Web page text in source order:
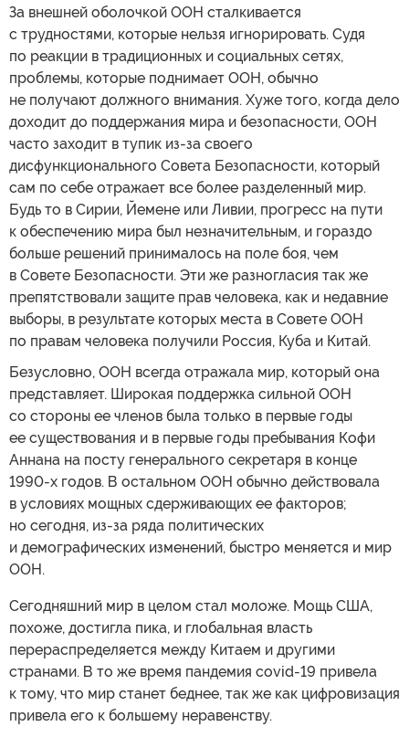
За внешней оболочкой ООН сталкивается
с трудностями, которые нельзя игнорировать. Судя
по реакции в традиционных и социальных сетях,
проблемы, которые поднимает ООН, обычно
не получают должного внимания. Хуже того, когда дело
доходит до поддержания мира и безопасности, ООН
часто заходит в тупик из-за своего
дисфункционального Совета Безопасности, который
сам по себе отражает все более разделенный мир.
Будь то в Сирии, Йемене или Ливии, прогресс на пути
к обеспечению мира был незначительным, и гораздо
больше решений принималось на поле боя, чем
в Совете Безопасности. Эти же разногласия так же
препятствовали защите прав человека, как и недавние
выборы, в результате которых места в Совете ООН
по правам человека получили Россия, Куба и Китай.
Безусловно, ООН всегда отражала мир, который она
представляет. Широкая поддержка сильной ООН
со стороны ее членов была только в первые годы
ее существования и в первые годы пребывания Кофи
Аннана на посту генерального секретаря в конце
1990-х годов. В остальном ООН обычно действовала
в условиях мощных сдерживающих ее факторов;
но сегодня, из-за ряда политических
и демографических изменений, быстро меняется и мир
ООН.
Сегодняшний мир в целом стал моложе. Мощь США,
похоже, достигла пика, и глобальная власть
перераспределяется между Китаем и другими
странами. В то же время пандемия covid-19 привела
к тому, что мир станет беднее, так же как цифровизация
привела его к большему неравенству.